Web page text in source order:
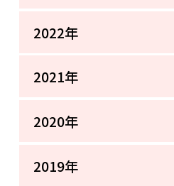
2022年
2021年
2020年
2019年